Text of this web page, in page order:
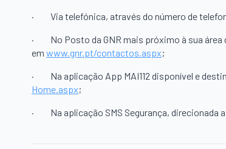
· Via telefónica, através do número de
· No Posto da GNR mais próximo à sua
em www.gnr.pt/contactos.aspx;
· Na aplicação App MAI112 disponível e
Home.aspx;
· Na aplicação SMS Segurança, direcionada